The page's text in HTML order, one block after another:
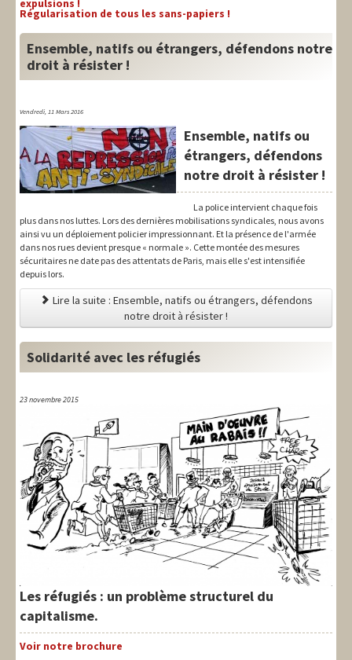
expulsions !
Régularisation de tous les sans-papiers !
Ensemble, natifs ou étrangers, défendons notre
droit à résister !
Vendredi, 11 Mars 2016
Ensemble, natifs ou
étrangers, défendons
notre droit à résister !
La police intervient chaque fois
plus dans nos luttes. Lors des dernières mobilisations syndicales, nous avons
ainsi vu un déploiement policier impressionnant. Et la présence de l'armée
dans nos rues devient presque « normale ». Cette montée des mesures
sécuritaires ne date pas des attentats de Paris, mais elle s'est intensifiée
depuis lors.
Lire la suite : Ensemble, natifs ou étrangers, défendons
notre droit à résister !
Solidarité avec les réfugiés
23 novembre 2015
Les réfugiés : un problème structurel du
capitalisme.
Voir notre brochure